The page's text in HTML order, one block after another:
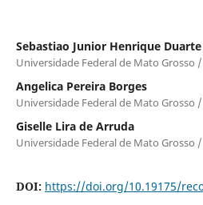
Sebastiao Junior Henrique Duarte
Universidade Federal de Mato Grosso
Angelica Pereira Borges
Universidade Federal de Mato Grosso
Giselle Lira de Arruda
Universidade Federal de Mato Grosso
DOI: https://doi.org/10.19175/